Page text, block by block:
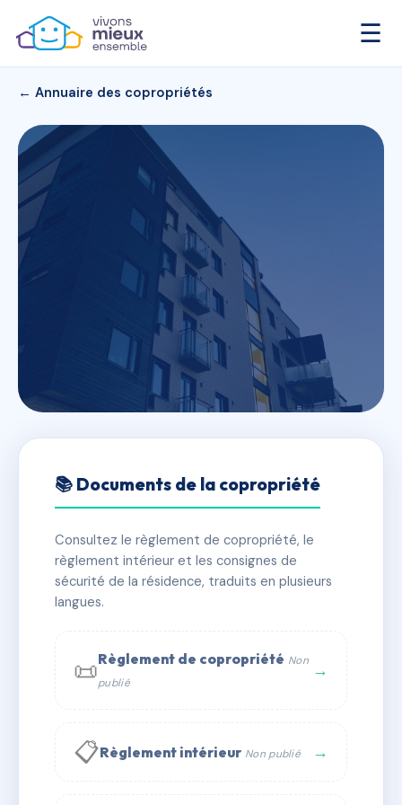
☰
← Annuaire des copropriétés
groupe d'immeubles les allées
de la marne
📍 10-12 r saint-denis 77400 Lagny-sur-Marne
✓ Immatriculée 🏠 31 lots 🏗 19 bâtiment(s)
📞 Contacter Syndic Digital 💬 WhatsApp
✉ Email
📚 Documents de la copropriété
Consultez le règlement de copropriété, le
règlement intérieur et les consignes de
sécurité de la résidence, traduits en plusieurs
langues.
📜Règlement de copropriété Non
publié
→
📋Règlement intérieur Non publié →